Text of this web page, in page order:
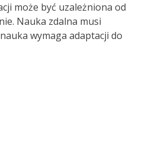
może być uzależniona od
Nauka zdalna musi
wymaga adaptacji do